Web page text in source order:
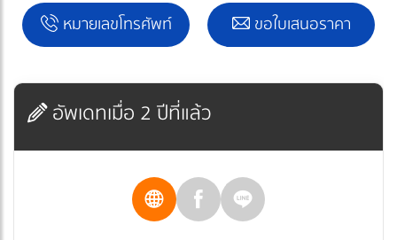
หมายเลขโทรศัพท์ ขอใบเสนอราคา
อัพเดทเมื่อ 2 ปีที่แล้ว